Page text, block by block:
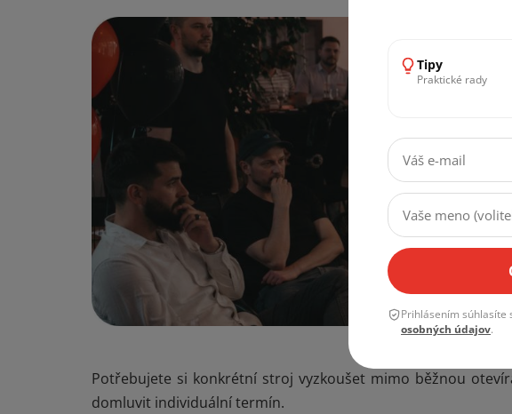
Launch
Potřebujete si konkrétní stroj vyzkoušet mimo běžnou
domluvit individuální termín.
Tipy
Praktické rady
Prihlásením súhlasíte
osobných údajov.